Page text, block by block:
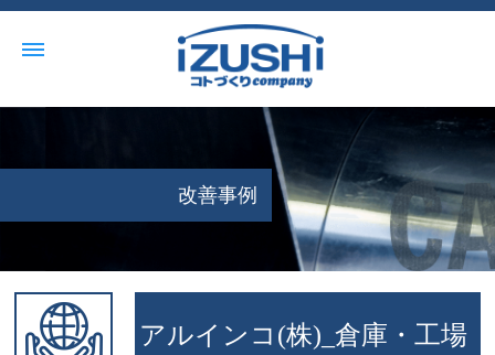
改善事例
アルインコ(株)_倉庫・工場